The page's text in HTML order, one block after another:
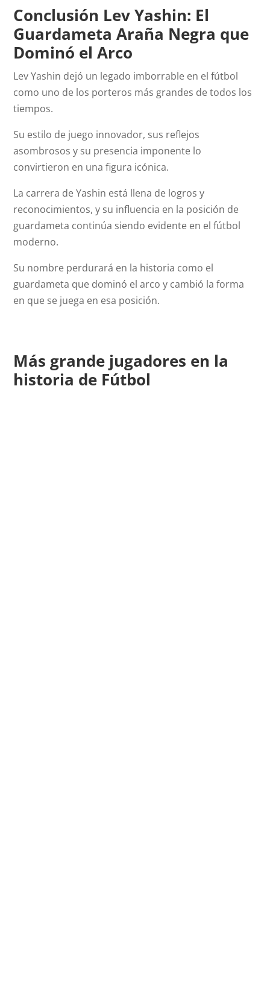
Conclusión Lev Yashin: El
Guardameta Araña Negra que
Dominó el Arco
Lev Yashin dejó un legado imborrable en el fútbol
como uno de los porteros más grandes de todos los
tiempos.
Su estilo de juego innovador, sus reflejos
asombrosos y su presencia imponente lo
convirtieron en una figura icónica.
La carrera de Yashin está llena de logros y
reconocimientos, y su influencia en la posición de
guardameta continúa siendo evidente en el fútbol
moderno.
Su nombre perdurará en la historia como el
guardameta que dominó el arco y cambió la forma
en que se juega en esa posición.
Más grande jugadores en la
historia de Fútbol